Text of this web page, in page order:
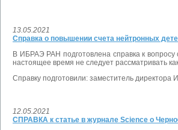
13.05.2021
Справка о повышении счета нейтронных
В ИБРАЭ РАН подготовлена справка к
настоящее время не следует рассматривать
Справку подготовили: заместитель
12.05.2021
СПРАВКА к статье в журнале Science о